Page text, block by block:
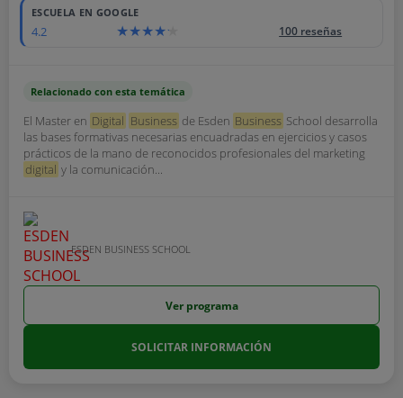
ESCUELA EN GOOGLE
4.2 100 reseñas
Relacionado con esta temática
El Master en Digital Business de Esden Business School desarrolla
las bases formativas necesarias encuadradas en ejercicios y casos
prácticos de la mano de reconocidos profesionales del marketing
digital y la comunicación...
ESDEN BUSINESS SCHOOL
Ver programa
SOLICITAR INFORMACIÓN